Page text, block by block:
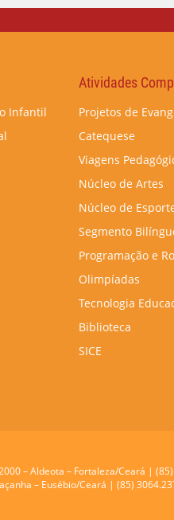
Infantil
Atividades
Projetos de
Catequese
Viagens
Núcleo de Artes
Núcleo de
Segmento
Programação e
Olimpíadas
Tecnologia
Biblioteca
SICE
– Aldeota – Fortaleza/Ceará |
– Eusébio/Ceará | (85)